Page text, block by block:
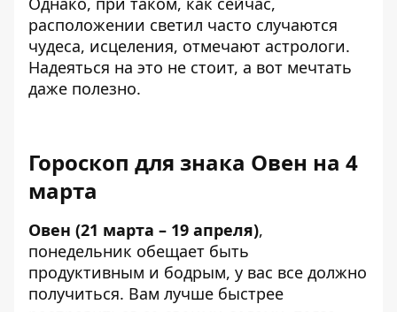
расположении светил часто случаются
чудеса, исцеления, отмечают астрологи.
Надеяться на это не стоит, а вот мечтать
даже полезно.
Гороскоп для знака Овен на 4
марта
Овен (21 марта – 19 апреля),
понедельник обещает быть
продуктивным и бодрым, у вас все должно
получиться. Вам лучше быстрее